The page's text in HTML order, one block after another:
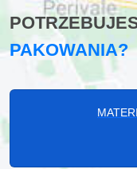
PAKOWANIA?